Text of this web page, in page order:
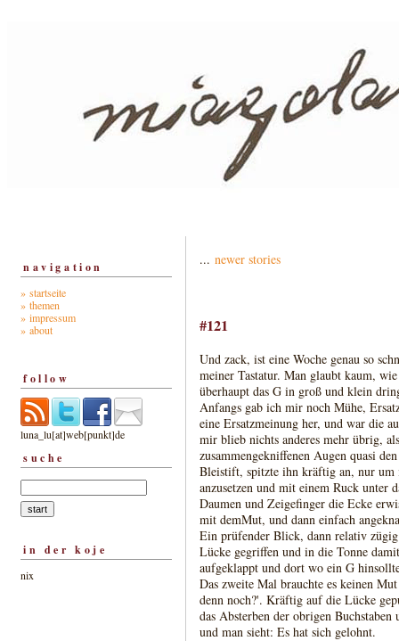
navigation
» startseite
» themen
» impressum
» about
follow
luna_lu[at]web[punkt]de
suche
in der koje
nix
... newer stories
#121
Und zack, ist eine Woche genau so
meiner Tastatur. Man glaubt kaum,
überhaupt das G in groß und klein
Anfangs gab ich mir noch Mühe,
eine Ersatzmeinung her, und war die
mir blieb nichts anderes mehr übrig,
zusammengekniffenen Augen quasi
Bleistift, spitzte ihn kräftig an, nur um
anzusetzen und mit einem Ruck unter
Daumen und Zeigefinger die Ecke
mit demMut, und dann einfach
Ein prüfender Blick, dann relativ
Lücke gegriffen und in die Tonne
aufgeklappt und dort wo ein G
Das zweite Mal brauchte es keinen
denn noch?'. Kräftig auf die Lücke
das Absterben der obrigen
und man sieht: Es hat sich gelohnt.